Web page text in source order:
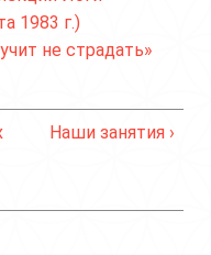
1983 г.)
не страдать»
Наши занятия ›